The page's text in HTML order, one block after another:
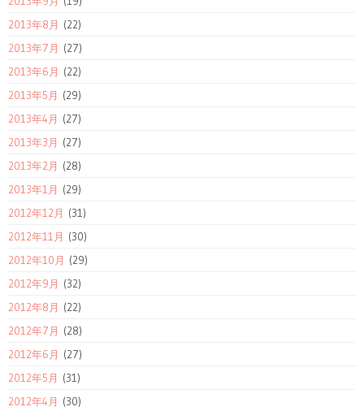
2013年8月 (22)
2013年7月 (27)
2013年6月 (22)
2013年5月 (29)
2013年4月 (27)
2013年3月 (27)
2013年2月 (28)
2013年1月 (29)
2012年12月 (31)
2012年11月 (30)
2012年10月 (29)
2012年9月 (32)
2012年8月 (22)
2012年7月 (28)
2012年6月 (27)
2012年5月 (31)
2012年4月 (30)